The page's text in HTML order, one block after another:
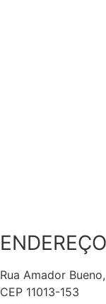
ENDEREÇO
Rua Amador
CEP 11013-153